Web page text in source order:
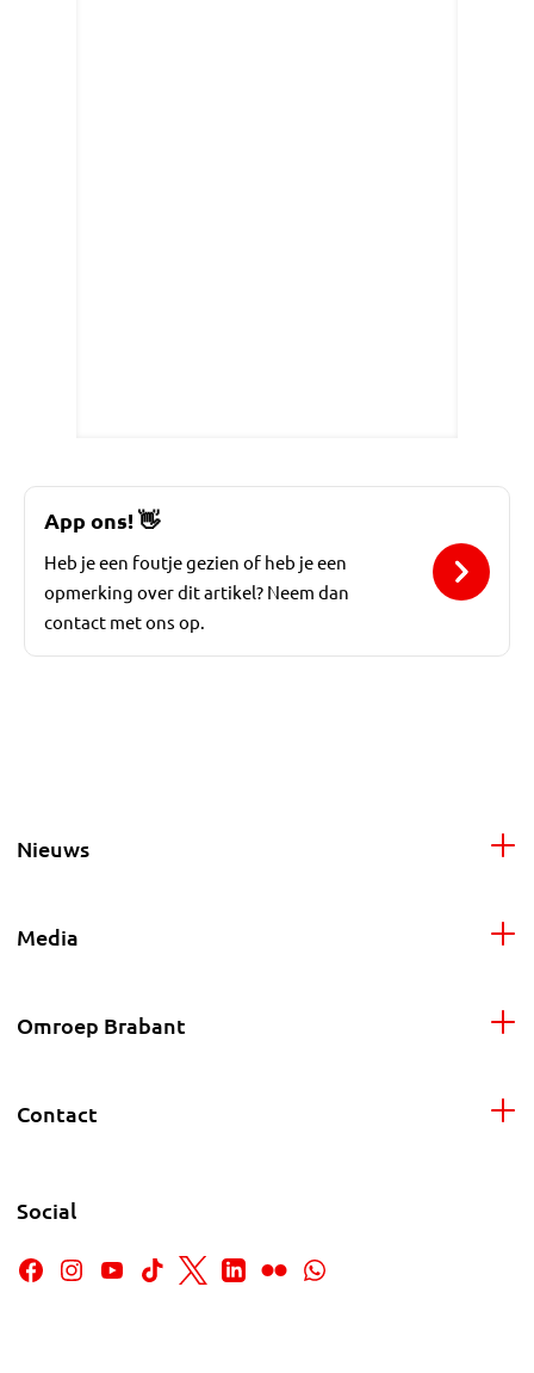
App ons!👋
Heb je een foutje gezien of heb je een
opmerking over dit artikel? Neem dan
contact met ons op.
Nieuws
Media
Omroep Brabant
Contact
Social